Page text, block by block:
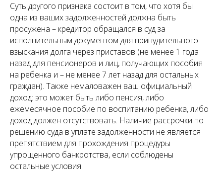
Суть другого признака состоит в том, что хотя бы
одна из ваших задолженностей должна быть
просужена – кредитор обращался в суд за
исполнительным документом для принудительного
взыскания долга через приставов (не менее 1 года
назад для пенсионеров и лиц, получающих пособия
на ребенка и – не менее 7 лет назад для остальных
граждан). Также немаловажен ваш официальный
доход: это может быть либо пенсия, либо
ежемесячное пособие по воспитанию ребенка, либо
доход должен отсутствовать. Наличие рассрочки по
решению суда в уплате задолженности не является
препятствием для прохождения процедуры
упрощенного банкротства, если соблюдены
остальные условия.